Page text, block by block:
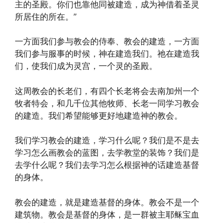
主的圣殿。你们也靠他同被建造，成为神借着圣灵
所居住的所在。”
一方面我们参与教会的侍奉、教会的建造，一方面
我们参与服事的时候，神在建造我们。祂在建造我
们，使我们成为灵宫，一个灵的圣殿。
这周教会的长老们，有四个长老将会去南加州一个
牧者特会，和几千位其他牧师、长老一同学习教会
的建造。我们希望能够更好地建造神的教会。
我们学习教会的建造，学习什么呢？我们是不是去
学习怎么画教会的蓝图，去学教堂的装饰？我们是
去学什么呢？我们去学习怎么根据神的话建造基督
的身体。
教会的建造，就是建造基督的身体。教会不是一个
建筑物。教会是基督的身体，是一群被主耶稣宝血